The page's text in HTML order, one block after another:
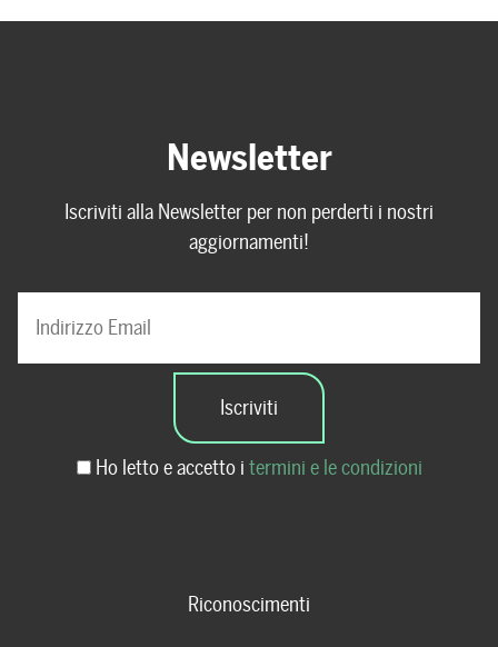
Newsletter
Iscriviti alla Newsletter per non perderti i nostri
aggiornamenti!
Ho letto e accetto i termini e le condizioni
Riconoscimenti